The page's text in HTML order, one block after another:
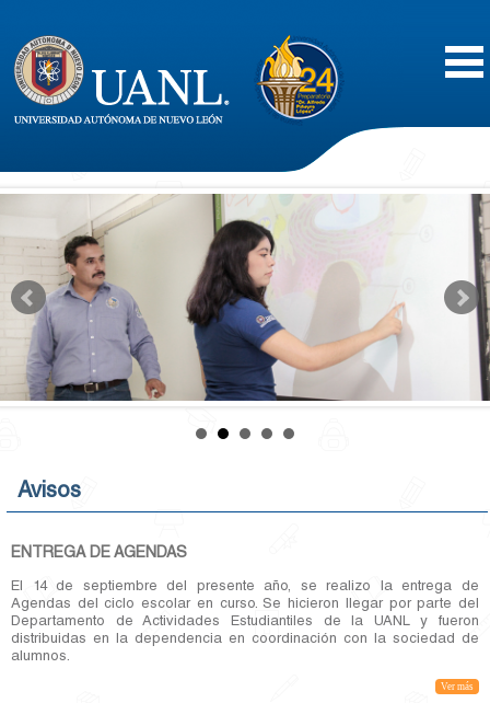
Acerca de
Oferta Educativa
Vida Estudiantil
Servicios
Difusión
Avisos
ENTREGA DE AGENDAS
El 14 de septiembre del presente año, se realizo la entrega de
Agendas del ciclo escolar en curso. Se hicieron llegar por parte del
Departamento de Actividades Estudiantiles de la UANL y fueron
distribuidas en la dependencia en coordinación con la sociedad de
alumnos.
Ver más